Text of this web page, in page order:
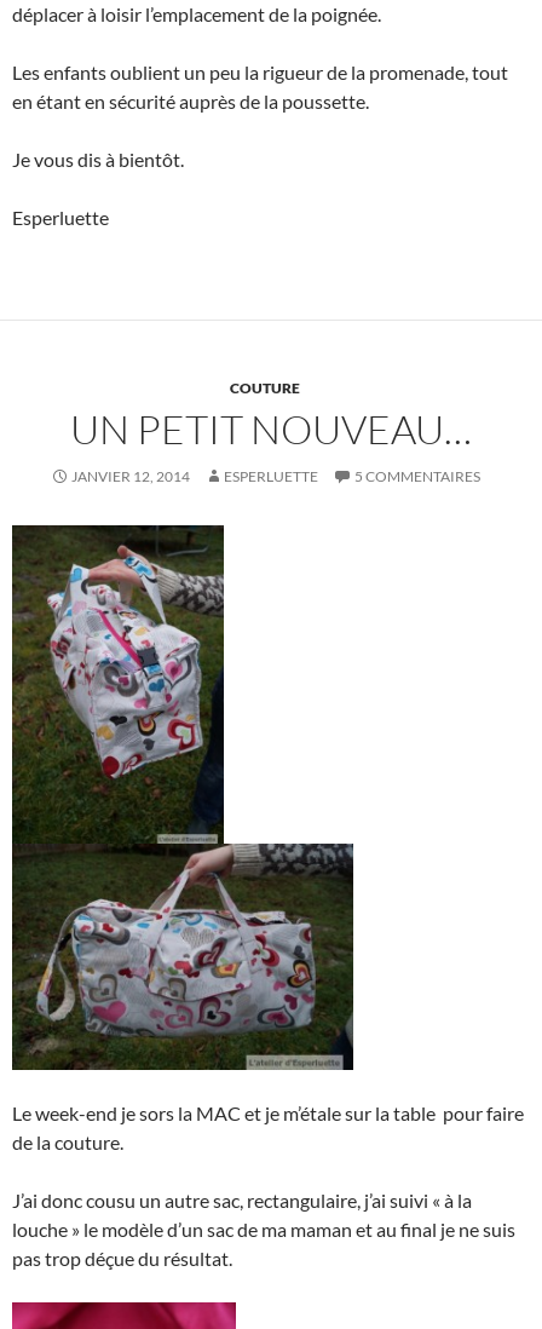
déplacer à loisir l’emplacement de la poignée.
Les enfants oublient un peu la rigueur de la promenade, tout
en étant en sécurité auprès de la poussette.
Je vous dis à bientôt.
Esperluette
COUTURE
UN PETIT NOUVEAU…
JANVIER 12, 2014 ESPERLUETTE 5 COMMENTAIRES
Le week-end je sors la MAC et je m’étale sur la table pour faire
de la couture.
J’ai donc cousu un autre sac, rectangulaire, j’ai suivi « à la
louche » le modèle d’un sac de ma maman et au final je ne suis
pas trop déçue du résultat.